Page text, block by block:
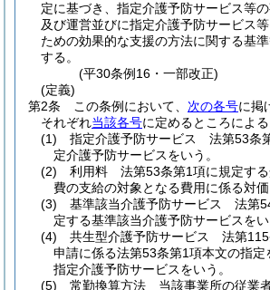
定に基づき、指定介護予防サービス等
及び運営並びに指定介護予防サービス
ための効果的な支援の方法に関する基
する。
(平30条例16・一部改正)
(定義)
第2条
この条例において、 次の各号に掲
それぞれ当該各号に定めるところによる
(1)
指定介護予防サービス 法第53条
定介護予防サービスをいう。
(2)
利用料 法第53条第1項に規定する
費の支給の対象となる費用に係る対価
(3)
基準該当介護予防サービス 法第
定する基準該当介護予防サービスをい
(4)
共生型介護予防サービス 法第
申請に係る法第53条第1項本文の指定
指定介護予防サービスをいう。
(5)
常勤換算方法 当該事業所の従業